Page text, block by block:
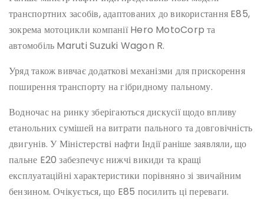
транспортних засобів, адаптованих до використання E85,
зокрема мотоцикли компанії Hero MotoCorp та
автомобіль Maruti Suzuki Wagon R.
Уряд також вивчає додаткові механізми для прискорення
поширення транспорту на гібридному пальному.
Водночас на ринку зберігаються дискусії щодо впливу
етанольних сумішей на витрати пального та довговічність
двигунів. У Міністерстві нафти Індії раніше заявляли, що
пальне E20 забезпечує нижчі викиди та кращі
експлуатаційні характеристики порівняно зі звичайним
бензином. Очікується, що E85 посилить ці переваги.